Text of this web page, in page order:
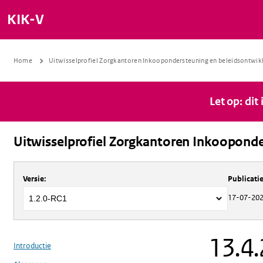
KIK-V
Home Uitwisselprofiel Zorgkantoren Inkoopondersteuning en
Let op: dit
Uitwisselprofiel Zorgkantoren
Over Uitwisselprofiel Zorgkantoren
Versie:
17-07-
Introductie